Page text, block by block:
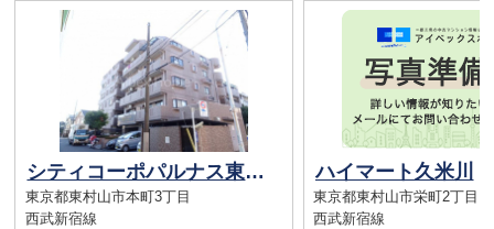
シティコーポパルナス東村山本町パート６
東京都東村山市本町3丁目
西武新宿線
ハイマート久米川
東京都東村山市栄町2丁目
西武新宿線